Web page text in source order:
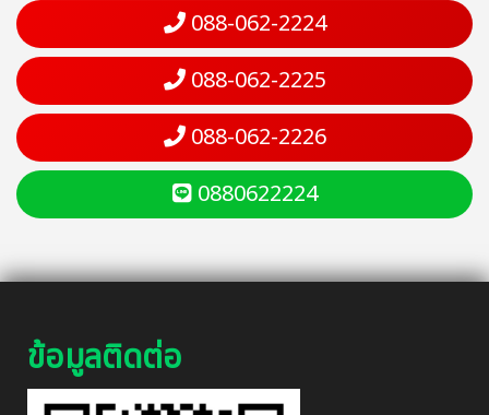
088-062-2224
088-062-2225
088-062-2226
0880622224
ข้อมูลติดต่อ